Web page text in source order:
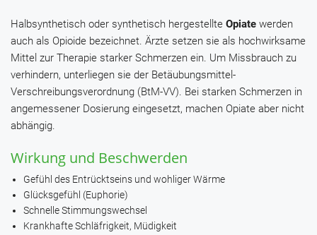
Halbsynthetisch oder synthetisch hergestellte Opiate werden
auch als Opioide bezeichnet. Ärzte setzen sie als hochwirksame
Mittel zur Therapie starker Schmerzen ein. Um Missbrauch zu
verhindern, unterliegen sie der Betäubungsmittel-
Verschreibungsverordnung (BtM-VV). Bei starken Schmerzen in
angemessener Dosierung eingesetzt, machen Opiate aber nicht
abhängig.
Wirkung und Beschwerden
Gefühl des Entrücktseins und wohliger Wärme
Glücksgefühl (Euphorie)
Schnelle Stimmungswechsel
Krankhafte Schläfrigkeit, Müdigkeit